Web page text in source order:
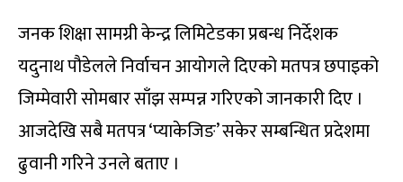
जनक शिक्षा सामग्री केन्द्र लिमिटेडका प्रबन्ध निर्देशक
यदुनाथ पौडेलले निर्वाचन आयोगले दिएको मतपत्र छपाइको
जिम्मेवारी सोमबार साँझ सम्पन्न गरिएको जानकारी दिए ।
आजदेखि सबै मतपत्र ‘प्याकेजिङ’ सकेर सम्बन्धित प्रदेशमा
ढुवानी गरिने उनले बताए ।